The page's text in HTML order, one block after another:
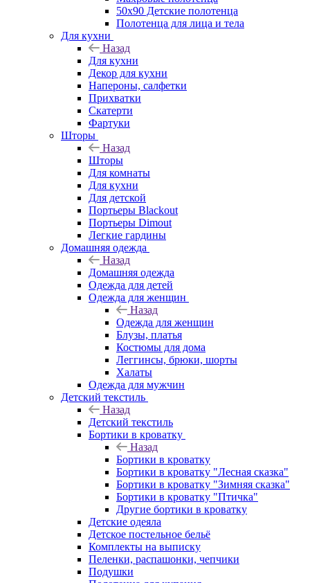
50х90 Детские полотенца
Полотенца для лица и тела
Для кухни
Назад
Для кухни
Декор для кухни
Напероны, салфетки
Прихватки
Скатерти
Фартуки
Шторы
Назад
Шторы
Для комнаты
Для кухни
Для детской
Портьеры Blackout
Портьеры Dimout
Легкие гардины
Домашняя одежда
Назад
Домашняя одежда
Одежда для детей
Одежда для женщин
Назад
Одежда для женщин
Блузы, платья
Костюмы для дома
Леггинсы, брюки, шорты
Халаты
Одежда для мужчин
Детский текстиль
Назад
Детский текстиль
Бортики в кроватку
Назад
Бортики в кроватку
Бортики в кроватку "Лесная сказка"
Бортики в кроватку "Зимняя сказка"
Бортики в кроватку "Птичка"
Другие бортики в кроватку
Детские одеяла
Детское постельное бельё
Комплекты на выписку
Пеленки, распашонки, чепчики
Подушки